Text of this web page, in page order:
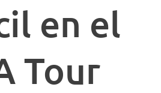
en el
Tour